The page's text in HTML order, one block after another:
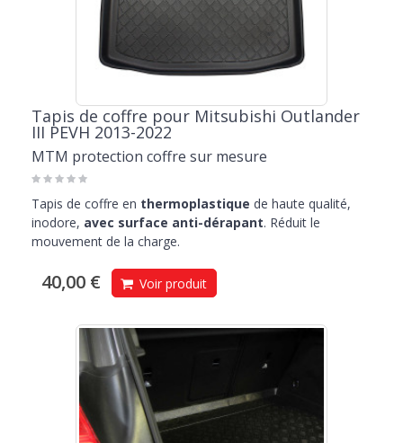
Tapis de coffre pour Mitsubishi Outlander
III PEVH 2013-2022
MTM protection coffre sur mesure
Tapis de coffre en thermoplastique de haute qualité,
inodore, avec surface anti-dérapant. Réduit le
mouvement de la charge.
40,00 € Voir produit